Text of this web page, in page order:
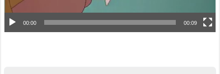
00:00 00:09